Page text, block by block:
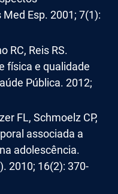
Esp. 2001; 7(1):
RC, Reis RS.
física e qualidade
Pública. 2012;
FL, Schmoelz CP,
associada a
adolescência.
2010; 16(2): 370-